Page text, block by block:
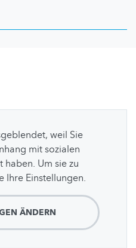
weil Sie
mit sozialen
Um sie zu
Ihre Einstellungen.
ÄNDERN